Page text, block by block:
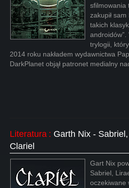
sfilmowania
zakupił
takich
androidów”.
trylogii,
2014 roku nakładem wydawnictwa
DarkPlanet objął patronet medialny
Literatura : Garth Nix -
Clariel
Gart Nix
Sabriel,
oczekiwane